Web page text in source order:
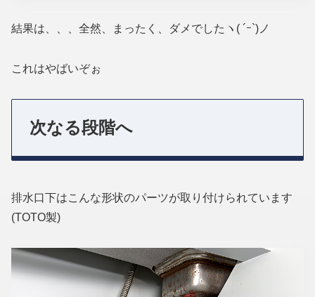
結果は、、、全然、まったく、ダメでしたヽ( ´ｰ`)ノ
これはやばいぞぉ
次なる段階へ
排水口下はこんな形状のパーツが取り付けられています
(TOTO製)